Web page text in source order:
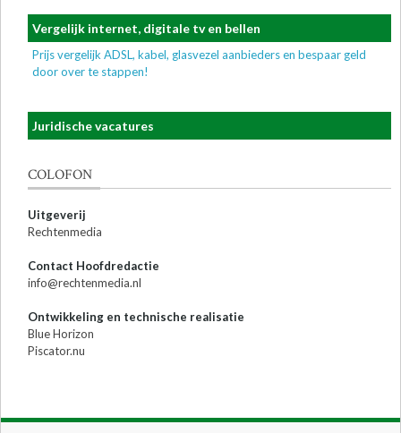
Vergelijk internet, digitale tv en bellen
Prijs vergelijk ADSL, kabel, glasvezel aanbieders en bespaar geld
door over te stappen!
Juridische vacatures
COLOFON
Uitgeverij
Rechtenmedia
Contact Hoofdredactie
info@rechtenmedia.nl
Ontwikkeling en technische realisatie
Blue Horizon
Piscator.nu